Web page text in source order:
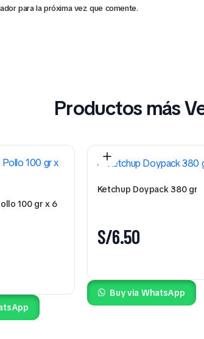
para la próxima vez que comente.
Productos más
100 gr x 6
Ketchup Doypack 380 gr
S/6.50
Buy via WhatsApp